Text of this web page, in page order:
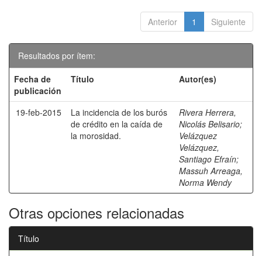
Anterior 1 Siguiente
Resultados por ítem:
Fecha de
publicación
Título Autor(es)
19-feb-2015
La incidencia de los burós
de crédito en la caída de
la morosidad.
Rivera Herrera,
Nicolás Belisario;
Velázquez
Velázquez,
Santiago Efraín;
Massuh Arreaga,
Norma Wendy
Otras opciones relacionadas
Título